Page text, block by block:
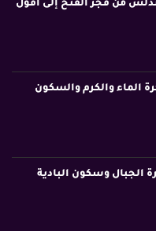
من فجر الفتح إلى أفول
الماء والكرم والسكون
الجبال وسكون البادية